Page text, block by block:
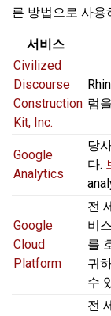
른 방법으로 사용
서비스
Civilized
Discourse
Construction
Kit, Inc.
럼
Google
Analytics
당
다.
Google
Cloud
Platform
전
비
를
귀
수
전